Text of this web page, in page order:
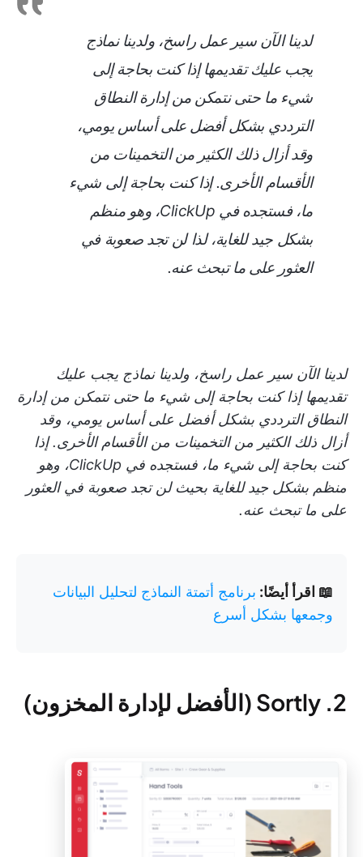
لدينا الآن سير عمل راسخ، ولدينا نماذج
يجب عليك تقديمها إذا كنت بحاجة إلى
شيء ما حتى نتمكن من إدارة النطاق
الترددي بشكل أفضل على أساس يومي،
وقد أزال ذلك الكثير من التخمينات من
الأقسام الأخرى. إذا كنت بحاجة إلى شيء
ما، فستجده في ClickUp، وهو منظم
بشكل جيد للغاية، لذا لن تجد صعوبة في
العثور على ما تبحث عنه.
لدينا الآن سير عمل راسخ، ولدينا نماذج يجب عليك
تقديمها إذا كنت بحاجة إلى شيء ما حتى نتمكن من إدارة
النطاق الترددي بشكل أفضل على أساس يومي، وقد
أزال ذلك الكثير من التخمينات من الأقسام الأخرى. إذا
كنت بحاجة إلى شيء ما، فستجده في ClickUp، وهو
منظم بشكل جيد للغاية بحيث لن تجد صعوبة في العثور
على ما تبحث عنه.
📖 اقرأ أيضًا: برنامج أتمتة النماذج لتحليل البيانات
وجمعها بشكل أسرع
2. Sortly (الأفضل لإدارة المخزون)